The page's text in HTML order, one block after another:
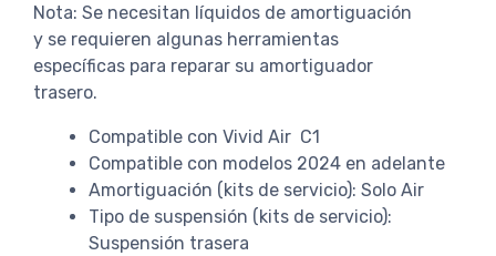
Nota: Se necesitan líquidos de amortiguación
y se requieren algunas herramientas
específicas para reparar su amortiguador
trasero.
Compatible con Vivid Air C1
Compatible con modelos 2024 en adelante
Amortiguación (kits de servicio): Solo Air
Tipo de suspensión (kits de servicio):
Suspensión trasera